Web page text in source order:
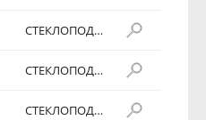
СТЕКЛОПОДЪЕМНИК ПЕРЕДНЕЙ ДВЕРИ
СТЕКЛОПОДЪЕМНИК ПЕРЕДНЕЙ ДВЕРИ
СТЕКЛОПОДЪЕМНИК ПЕРЕДНЕЙ ДВЕРИ